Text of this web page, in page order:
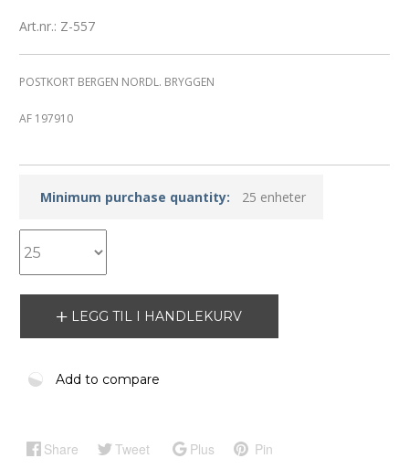
Art.nr.: Z-557
POSTKORT BERGEN NORDL. BRYGGEN
AF 197910
Minimum purchase quantity: 25 enheter
LEGG TIL I HANDLEKURV
Add to compare
Share Tweet Plus Pin